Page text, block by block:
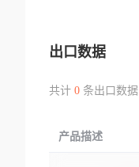
出口数据
共计 0条出口数据
产品描述